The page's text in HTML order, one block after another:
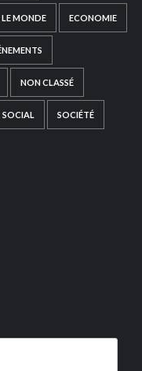
MONDE ECONOMIE
NON CLASSÉ
SOCIAL SOCIÉTÉ